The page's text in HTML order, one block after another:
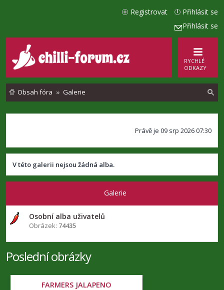
Přihlásit se
Přihlásit se
Registrovat
RYCHLÉ
ODKAZY
Obsah fóra Galerie
d
t
Právě je 09 srp 2026 07:30
V této galerii nejsou žádná alba.
Galerie
Osobní alba uživatelů
Obrázek: 74435
Poslední obrázky
FARMERS JALAPENO